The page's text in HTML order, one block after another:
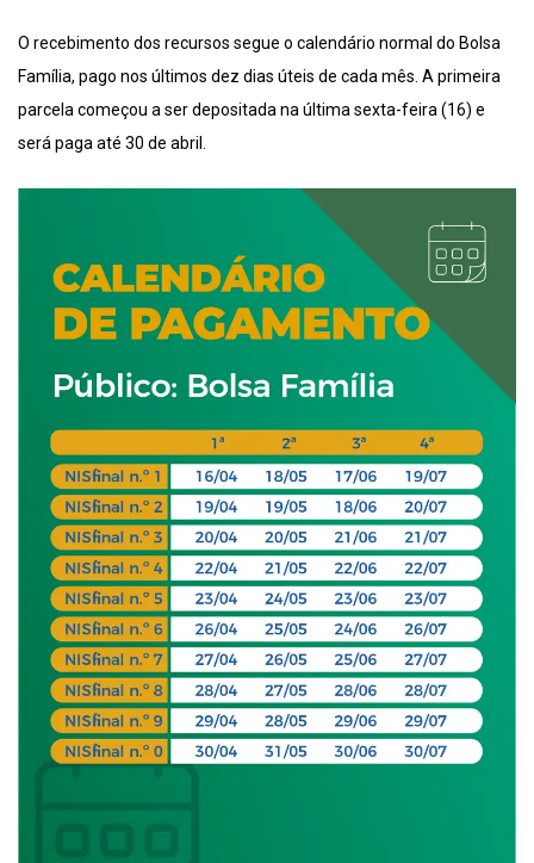
O recebimento dos recursos segue o calendário normal do Bolsa
Família, pago nos últimos dez dias úteis de cada mês. A primeira
parcela começou a ser depositada na última sexta-feira (16) e
será paga até 30 de abril.